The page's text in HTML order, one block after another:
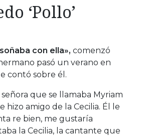
‘Pollo’
con ella», comenzó
pasó un verano en
contó sobre él.
que se llamaba Myriam
amigo de la Cecilia. Él le
re bien, me gustaría
la Cecilia, la cantante que